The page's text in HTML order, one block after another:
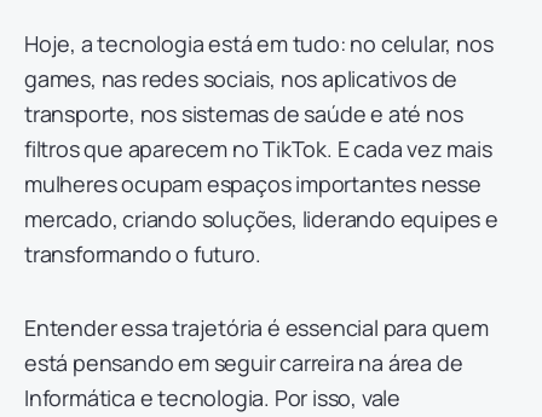
Hoje, a tecnologia está em tudo: no celular, nos
games, nas redes sociais, nos aplicativos de
transporte, nos sistemas de saúde e até nos
filtros que aparecem no TikTok. E cada vez mais
mulheres ocupam espaços importantes nesse
mercado, criando soluções, liderando equipes e
transformando o futuro.
Entender essa trajetória é essencial para quem
está pensando em seguir carreira na área de
Informática e tecnologia. Por isso, vale